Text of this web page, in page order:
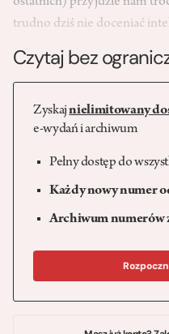
trudno dziś nie doceniać
Czytaj bez
Zyskajnielimitowany
e-wydań i archiwum
Pełny dostęp do
Każdy nowy numer
Archiwum numerów